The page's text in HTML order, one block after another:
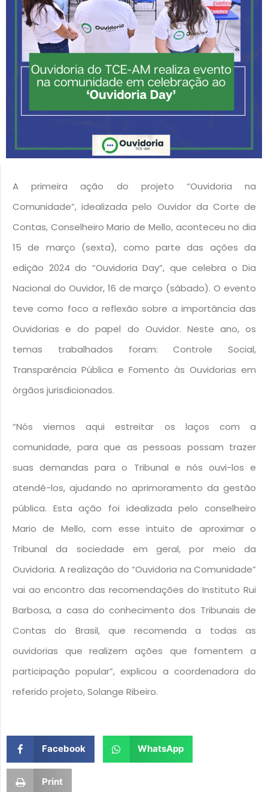
A primeira ação do projeto “Ouvidoria na
Comunidade”, idealizada pelo Ouvidor da Corte de
Contas, Conselheiro Mario de Mello, aconteceu no dia
15 de março (sexta), como parte das ações da
edição 2024 do “Ouvidoria Day”, que celebra o Dia
Nacional do Ouvidor, 16 de março (sábado). O evento
teve como foco a reflexão sobre a importância das
Ouvidorias e do papel do Ouvidor. Neste ano, os
temas trabalhados foram: Controle Social,
Transparência Pública e Fomento às Ouvidorias em
órgãos jurisdicionados.
“Nós viemos aqui estreitar os laços com a
comunidade, para que as pessoas possam trazer
suas demandas para o Tribunal e nós ouvi-los e
atendê-los, ajudando no aprimoramento da gestão
pública. Esta ação foi idealizada pelo conselheiro
Mario de Mello, com esse intuito de aproximar o
Tribunal da sociedade em geral, por meio da
Ouvidoria. A realização do “Ouvidoria na Comunidade”
vai ao encontro das recomendações do Instituto Rui
Barbosa, a casa do conhecimento dos Tribunais de
Contas do Brasil, que recomenda a todas as
ouvidorias que realizem ações que fomentem a
participação popular”, explicou a coordenadora do
referido projeto, Solange Ribeiro.
Facebook WhatsApp
Print